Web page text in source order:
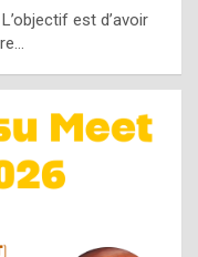
est d’avoir